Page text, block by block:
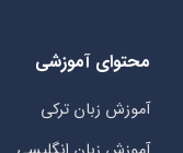
محتوای آموزشی
آموزش زبان ترکی